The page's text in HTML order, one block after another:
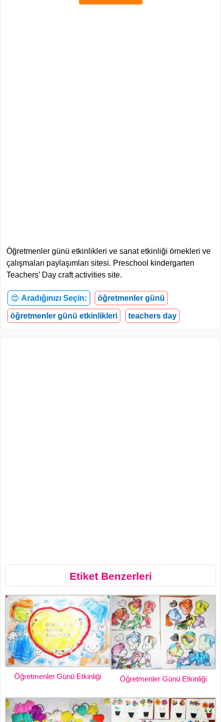
Öğretmenler günü etkinlikleri ve sanat etkinliği örnekleri ve
çalışmaları paylaşımları sitesi. Preschool kindergarten
Teachers’ Day craft activities site.
😍 Aradığınızı Seçin: öğretmenler günü
öğretmenler günü etkinlikleri teachers day
Etiket Benzerleri
Öğretmenler Günü Etkinliği Öğretmenler Günü Etkinliği